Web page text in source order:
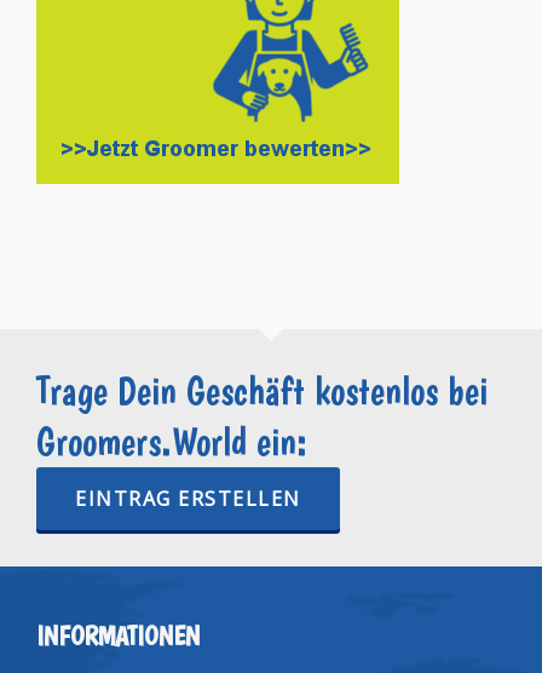
Trage Dein Geschäft kostenlos bei
Groomers.World ein:
EINTRAG ERSTELLEN
INFORMATIONEN